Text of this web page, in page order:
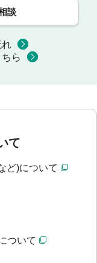
談
れ
ら
て
ど)について
ついて